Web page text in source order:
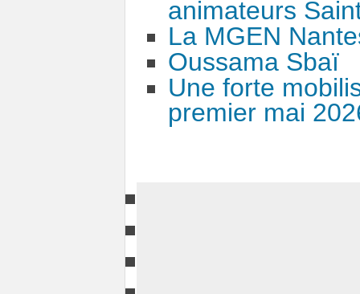
animateurs
La MGEN
Oussama Sbaï
Une forte
premier mai